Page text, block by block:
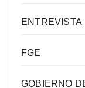
ENTREVISTA
FGE
GOBIERNO